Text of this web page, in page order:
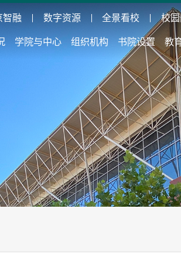
智融 数字资源 全景看校 校
学院与中心 组织机构 书院设置 教